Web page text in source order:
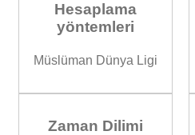
Hesaplama
yöntemleri
Müslüman Dünya Ligi
Zaman Dilimi